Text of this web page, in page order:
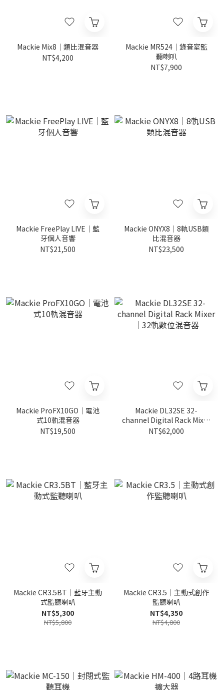
Mackie Mix8｜類比混音器
NT$4,200
Mackie MR524｜錄音室監
聽喇叭
NT$7,900
Mackie FreePlay LIVE｜藍
牙個人音響
NT$21,500
Mackie ONYX8｜8軌USB類
比混音器
NT$23,500
Mackie ProFX10GO｜電池
式10軌混音器
NT$19,500
Mackie DL32SE 32-
channel Digital Rack Mixer
｜32軌數位混音器
NT$62,000
Mackie CR3.5BT｜藍牙主動
式監聽喇叭
NT$5,300
NT$5,800
Mackie CR3.5｜主動式創作
監聽喇叭
NT$4,350
NT$4,800